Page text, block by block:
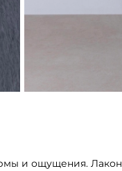
и ощущения.